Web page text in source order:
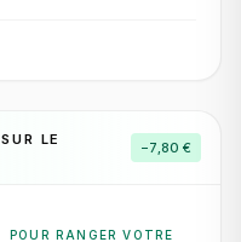
LE
−7,80 €
POUR RANGER VOTRE